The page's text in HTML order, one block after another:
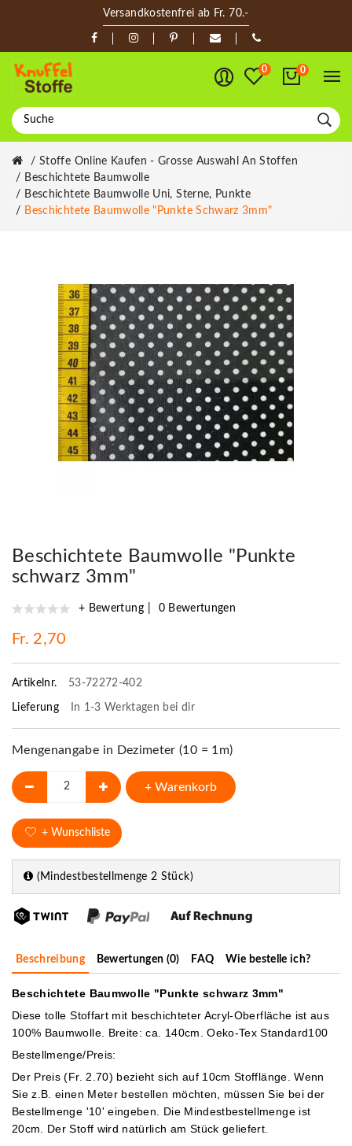
Versandkostenfrei ab Fr. 70.-
0 0
Stoffe Online Kaufen - Grosse Auswahl An Stoffen
Beschichtete Baumwolle
Beschichtete Baumwolle Uni, Sterne, Punkte
Beschichtete Baumwolle "Punkte Schwarz 3mm"
Beschichtete Baumwolle "Punkte
schwarz 3mm"
+ Bewertung 0 Bewertungen
Fr. 2,70
Artikelnr. 53-72272-402
Lieferung In 1-3 Werktagen bei dir
Mengenangabe in Dezimeter (10 = 1m)
+ Warenkorb
+ Wunschliste
(Mindestbestellmenge 2 Stück)
Beschreibung Bewertungen (0) FAQ Wie bestelle ich?
Beschichtete Baumwolle "Punkte schwarz 3mm"
Diese tolle Stoffart mit beschichteter Acryl-Oberfläche ist aus
100% Baumwolle.
Breite: ca. 140cm. Oeko-Tex Standard100
Bestellmenge/Preis:
Der Preis (Fr. 2.70) bezieht sich auf 10cm Stofflänge. Wenn
Sie z.B. einen Meter bestellen möchten, müssen Sie bei der
Bestellmenge '10' eingeben. Die Mindestbestellmenge ist
20cm. Der Stoff wird natürlich am Stück geliefert.